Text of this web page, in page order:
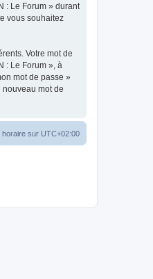
: Le Forum » durant
vous souhaitez
Votre mot de
: Le Forum », à
mot de passe »
mot de
horaire sur UTC+02:00